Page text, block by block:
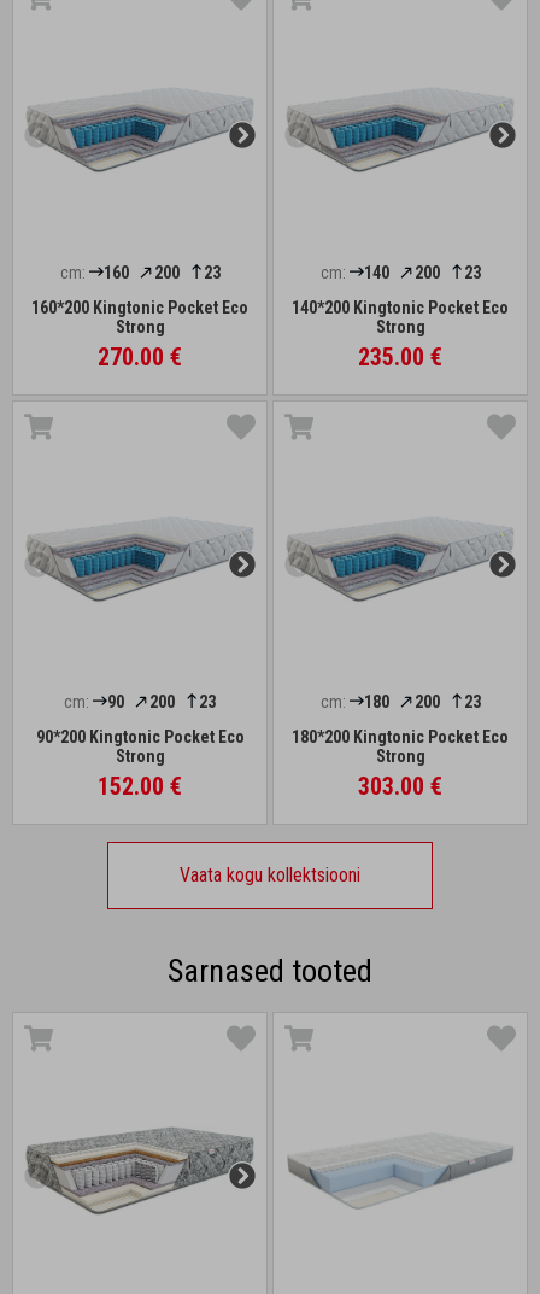
cm: 160 200
23
160*200 Kingtonic Pocket Eco
Strong
270.00 €
cm: 140 200
23
140*200 Kingtonic Pocket Eco
Strong
235.00 €
cm: 90 200
23
90*200 Kingtonic Pocket Eco
Strong
152.00 €
cm: 180 200
23
180*200 Kingtonic Pocket Eco
Strong
303.00 €
Vaata kogu kollektsiooni
Sarnased tooted